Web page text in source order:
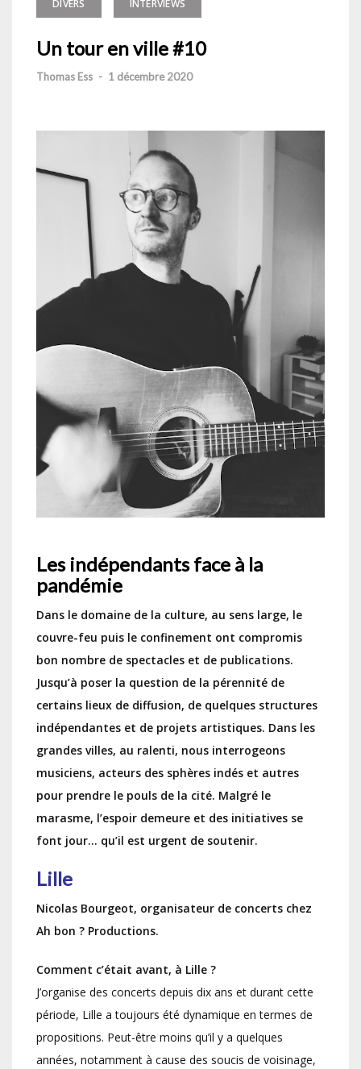
DIVERS INTERVIEWS
Un tour en ville #10
Thomas Ess - 1 décembre 2020
Les indépendants face à la
pandémie
Dans le domaine de la culture, au sens large, le
couvre-feu puis le confinement ont compromis
bon nombre de spectacles et de publications.
Jusqu’à poser la question de la pérennité de
certains lieux de diffusion, de quelques structures
indépendantes et de projets artistiques. Dans les
grandes villes, au ralenti, nous interrogeons
musiciens, acteurs des sphères indés et autres
pour prendre le pouls de la cité. Malgré le
marasme, l’espoir demeure et des initiatives se
font jour… qu’il est urgent de soutenir.
Lille
Nicolas Bourgeot, organisateur de concerts chez
Ah bon ? Productions.
Comment c’était avant, à Lille ?
J’organise des concerts depuis dix ans et durant cette
période, Lille a toujours été dynamique en termes de
propositions. Peut-être moins qu’il y a quelques
années, notamment à cause des soucis de voisinage,